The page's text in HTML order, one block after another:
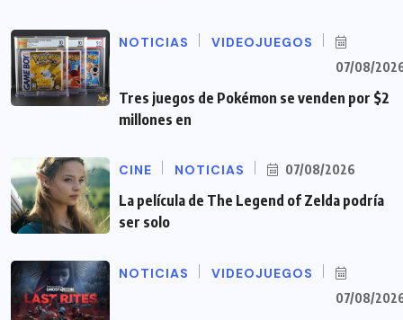
NOTICIAS VIDEOJUEGOS
07/08/
Tres juegos de Pokémon se venden por $2
millones en
CINE NOTICIAS 07/08/2026
La película de The Legend of Zelda podría
ser solo
NOTICIAS VIDEOJUEGOS
07/08/